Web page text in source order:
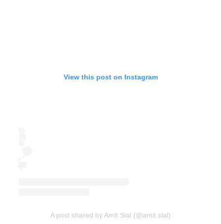
View this post on Instagram
A post shared by Amit Sial (@amit.sial)